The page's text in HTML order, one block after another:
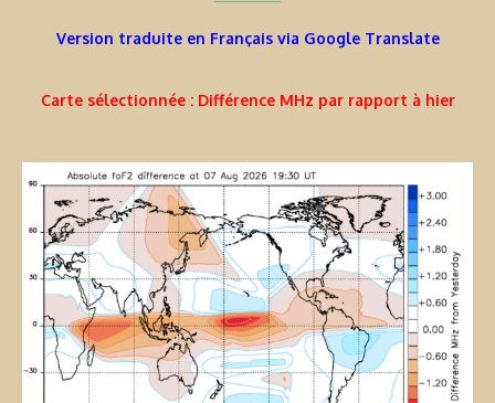
Version traduite en Français via Google Translate
Carte sélectionnée : Différence MHz par rapport à hier